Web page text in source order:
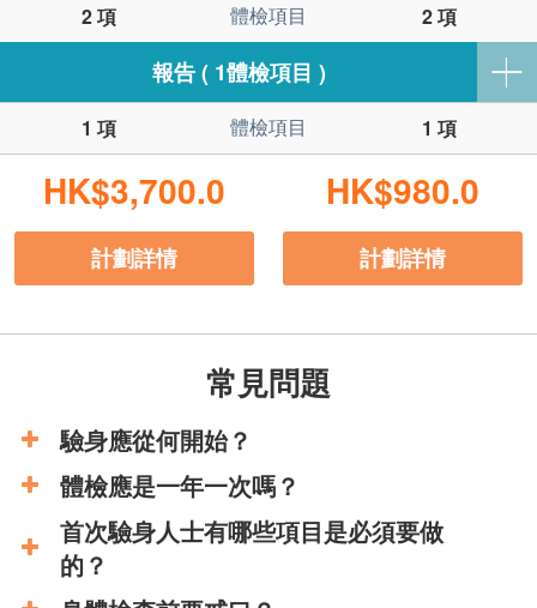
體檢項目
報告 ( 1體檢項目 )
體檢項目
2 項 2 項
1 項 1 項
HK$3,700.0
計劃詳情
HK$980.0
計劃詳情
常見問題
驗身應從何開始？
體檢應是一年一次嗎？
首次驗身人士有哪些項目是必須要做
的？